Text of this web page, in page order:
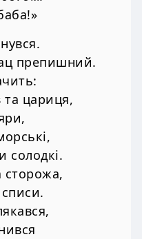
препишний.
цариця,
солодкі.
сторожа,